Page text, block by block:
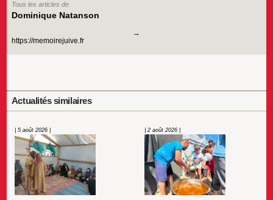
Tous les articles de
Dominique Natanson
https://memoirejuive.fr
Actualités similaires
| 5 août 2026 | | 2 août 2026 |